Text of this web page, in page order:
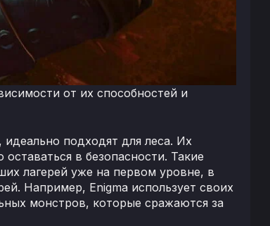
от их способностей и
подходят для леса. Их
в безопасности. Такие
лагерей уже на первом уровне, в
Например, Enigma использует своих
монстров, которые сражаются за